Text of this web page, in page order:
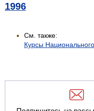
1996
См. также:
Курсы